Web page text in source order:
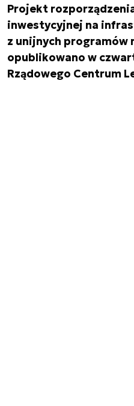
Projekt
inwestycyjnej na
z unijnych programów
opublikowano w
Rządowego Centrum